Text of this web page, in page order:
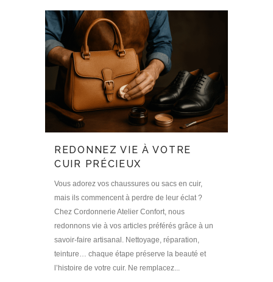
REDONNEZ VIE À VOTRE
CUIR PRÉCIEUX
Vous adorez vos chaussures ou sacs en cuir,
mais ils commencent à perdre de leur éclat ?
Chez Cordonnerie Atelier Confort, nous
redonnons vie à vos articles préférés grâce à un
savoir-faire artisanal. Nettoyage, réparation,
teinture… chaque étape préserve la beauté et
l’histoire de votre cuir. Ne remplacez...